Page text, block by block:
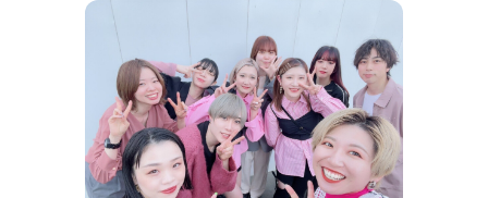
技能ランク
美容師スタイリスト 美容師アシスタント
カラーリスト フロント・レセプション
ヘアメイク・美容部員 アイリスト